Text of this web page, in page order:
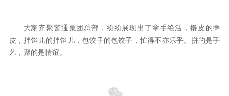
大家齐聚警通集团总部，纷纷展现出了拿手绝活，擀皮的擀
皮，拌馅儿的拌馅儿，包饺子的包饺子，忙得不亦乐乎。拼的是手
艺，聚的是情谊。